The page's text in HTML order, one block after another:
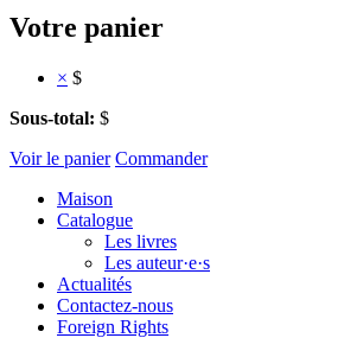
Votre panier
× $
Sous-total: $
Voir le panier Commander
Maison
Catalogue
Les livres
Les auteur·e·s
Actualités
Contactez-nous
Foreign Rights